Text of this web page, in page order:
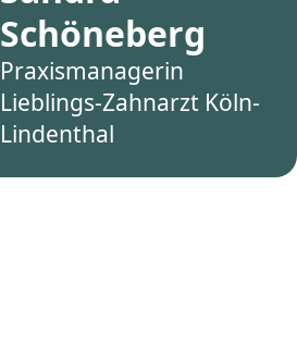
Schöneberg
Praxismanagerin
Lieblings-Zahnarzt Köln-
Lindenthal